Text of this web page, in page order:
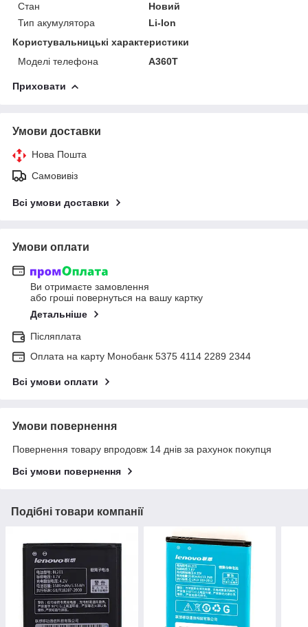
Стан
Новий
Тип акумулятора
Li-Ion
Користувальницькі характеристики
Моделі телефона
A360T
Приховати
Умови доставки
Нова Пошта
Самовивіз
Всі умови доставки
Умови оплати
Ви отримаєте замовлення
або гроші повернуться на вашу картку
Детальніше
Післяплата
Оплата на карту Монобанк 5375 4114 2289 2344
Всі умови оплати
Умови повернення
Повернення товару впродовж 14 днів за рахунок покупця
Всі умови повернення
Подібні товари компанії